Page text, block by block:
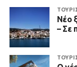
Νέο
– Σε